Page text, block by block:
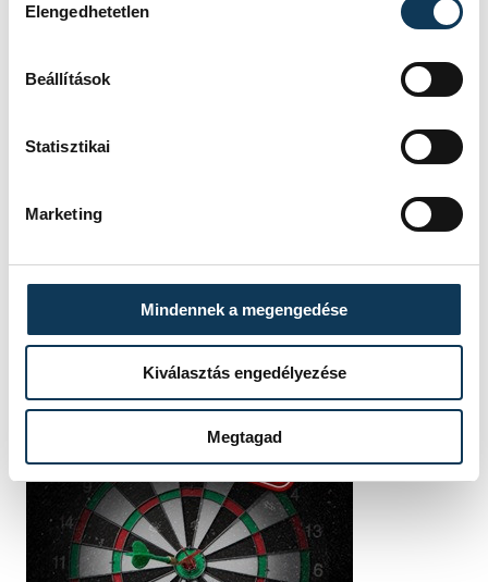
Elengedhetetlen
Beállítások
Statisztikai
Marketing
Mindennek a megengedése
Kiválasztás engedélyezése
Megtagad